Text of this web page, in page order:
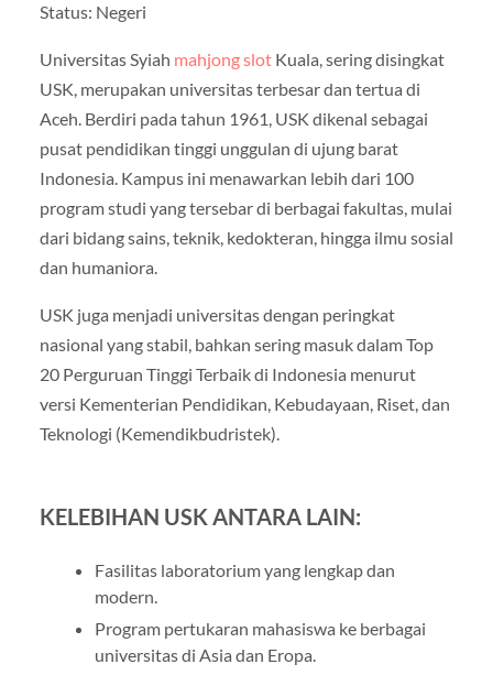
Status: Negeri
Universitas Syiah mahjong slotKuala, sering disingkat
USK, merupakan universitas terbesar dan tertua di
Aceh. Berdiri pada tahun 1961, USK dikenal sebagai
pusat pendidikan tinggi unggulan di ujung barat
Indonesia. Kampus ini menawarkan lebih dari 100
program studi yang tersebar di berbagai fakultas, mulai
dari bidang sains, teknik, kedokteran, hingga ilmu sosial
dan humaniora.
USK juga menjadi universitas dengan peringkat
nasional yang stabil, bahkan sering masuk dalam Top
20 Perguruan Tinggi Terbaik di Indonesia menurut
versi Kementerian Pendidikan, Kebudayaan, Riset, dan
Teknologi (Kemendikbudristek).
KELEBIHAN USK ANTARA LAIN:
Fasilitas laboratorium yang lengkap dan
modern.
Program pertukaran mahasiswa ke berbagai
universitas di Asia dan Eropa.